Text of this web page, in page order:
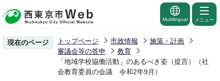
の
ー
Multilingual メニュー
現在のページ トップページ 市政情報
施策・計画
審議会等の答申
教育
「地域学校協働活動」のあるべき姿（提言）（社
会教育委員の会議 令和2年9月）